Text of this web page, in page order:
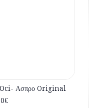
Oci- Ασπρο Original